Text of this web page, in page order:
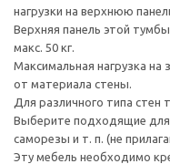
нагрузки на верхнюю
Верхняя панель этой
макс. 50 кг.
Максимальная нагрузка на
от материала стены.
Для различного типа стен
Выберите подходящие
саморезы и т. п. (не
Эту мебель необходимо